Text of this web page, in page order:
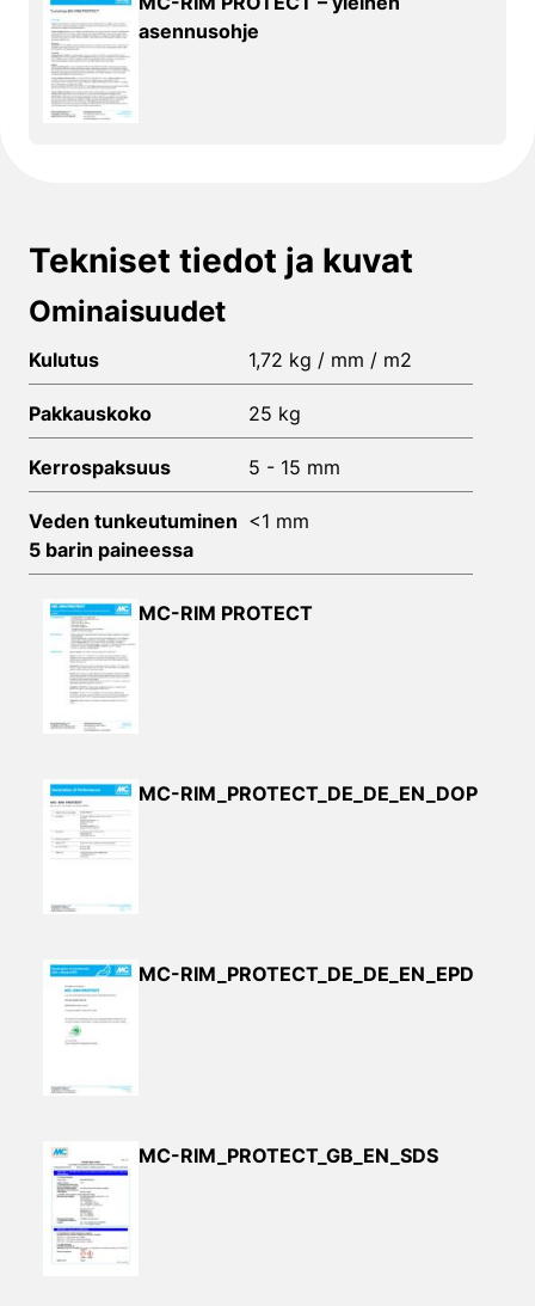
asennusohje
Tekniset tiedot ja kuvat
Ominaisuudet
Kulutus 1,72 kg / mm / m2
Pakkauskoko 25 kg
Kerrospaksuus 5 - 15 mm
Veden tunkeutuminen
5 barin paineessa
<1 mm
MC-RIM PROTECT
MC-RIM_PROTECT_DE_DE_EN_DOP
MC-RIM_PROTECT_DE_DE_EN_EPD
MC-RIM_PROTECT_GB_EN_SDS